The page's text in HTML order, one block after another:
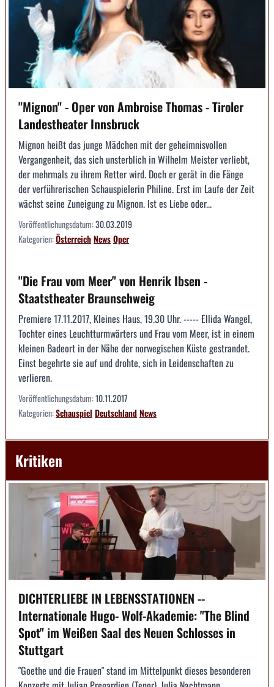
"Mignon" - Oper von Ambroise Thomas - Tiroler
Landestheater Innsbruck
Mignon heißt das junge Mädchen mit der geheimnisvollen
Vergangenheit, das sich unsterblich in Wilhelm Meister verliebt,
der mehrmals zu ihrem Retter wird. Doch er gerät in die Fänge
der verführerischen Schauspielerin Philine. Erst im Laufe der Zeit
wächst seine Zuneigung zu Mignon. Ist es Liebe oder...
Veröffentlichungsdatum:30.03.2019
Kategorien:ÖsterreichNewsOper
"Die Frau vom Meer" von Henrik Ibsen -
Staatstheater Braunschweig
Premiere 17.11.2017, Kleines Haus, 19.30 Uhr. ----- Ellida Wangel,
Tochter eines Leuchtturmwärters und Frau vom Meer, ist in einem
kleinen Badeort in der Nähe der norwegischen Küste gestrandet.
Einst begehrte sie auf und drohte, sich in Leidenschaften zu
verlieren.
Veröffentlichungsdatum:10.11.2017
Kategorien:Schauspiel DeutschlandNews
Kritiken
DICHTERLIEBE IN LEBENSSTATIONEN --
Internationale Hugo- Wolf-Akademie: "The Blind
Spot" im Weißen Saal des Neuen Schlosses in
Stuttgart
"Goethe und die Frauen" stand im Mittelpunkt dieses besonderen